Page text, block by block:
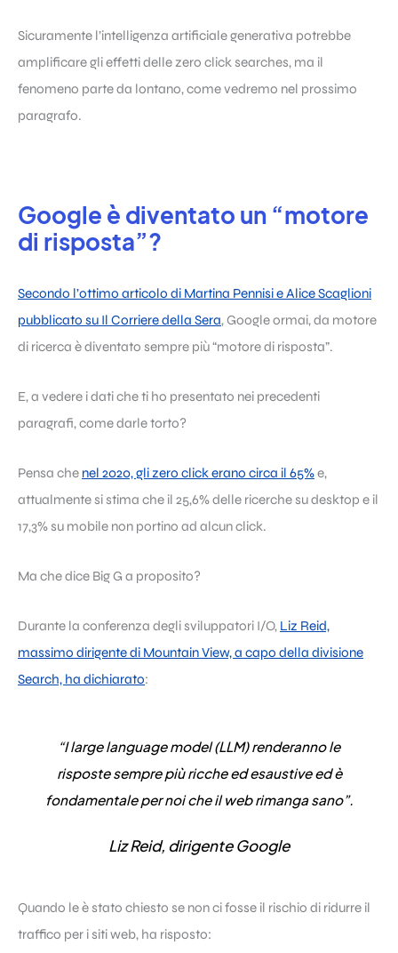
Sicuramente l’intelligenza artificiale generativa potrebbe
amplificare gli effetti delle zero click searches, ma il
fenomeno parte da lontano, come vedremo nel prossimo
paragrafo.
Google è diventato un “motore
di risposta”?
Secondo l’ottimo articolo di Martina Pennisi e Alice Scaglioni
pubblicato su Il Corriere della Sera, Google ormai, da motore
di ricerca è diventato sempre più “motore di risposta”.
E, a vedere i dati che ti ho presentato nei precedenti
paragrafi, come darle torto?
Pensa che nel 2020, gli zero click erano circa il 65%e,
attualmente si stima che il 25,6% delle ricerche su desktop e il
17,3% su mobile non portino ad alcun click.
Ma che dice Big G a proposito?
Durante la conferenza degli sviluppatori I/O, Liz Reid,
massimo dirigente di Mountain View, a capo della divisione
Search, ha dichiarato:
“I large language model (LLM) renderanno le
risposte sempre più ricche ed esaustive ed è
fondamentale per noi che il web rimanga sano”.
Liz Reid, dirigente Google
Quando le è stato chiesto se non ci fosse il rischio di ridurre il
traffico per i siti web, ha risposto: